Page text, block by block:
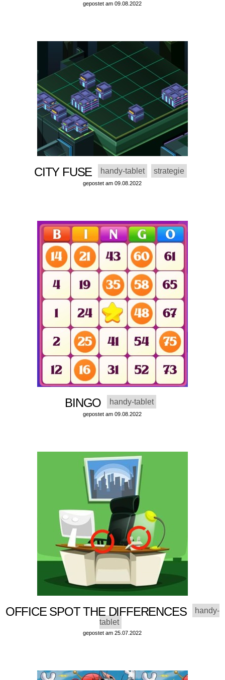
gepostet am 09.08.2022
CITY FUSE handy-tablet strategie
gepostet am 09.08.2022
BINGO handy-tablet
gepostet am 09.08.2022
OFFICE SPOT THE DIFFERENCES
handy-
tablet
gepostet am 25.07.2022